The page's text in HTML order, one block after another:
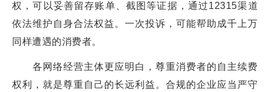
权，可以妥善留存账单、截图等证据，通过12315渠道
依法维护自身合法权益。一次投诉，可能帮助成千上万
同样遭遇的消费者。
各网络经营主体更应明白，尊重消费者的自主续费
权利，就是尊重自己的长远利益。合规的企业应当严守